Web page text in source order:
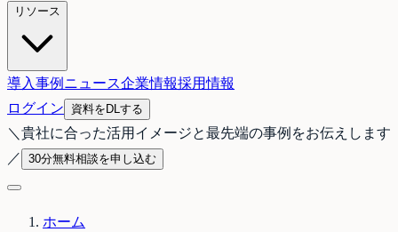
リソース
導入事例 ニュース企業情報採用情報
ログイン
資料をDLする
＼ 貴社に合った活用イメージと最先端の事例をお伝えします
／
30分無料相談を申し込む
ホーム